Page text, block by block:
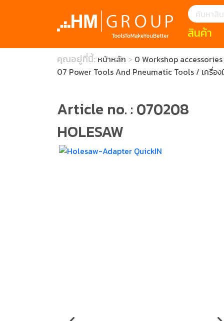
สินค้า
แนะนำ
clearance
มีดคัตเตอร์นิ
1 Mono
HOFFMANN
บทความ
คุณอยู่ที่นี้: หน้าหลัก
0 Workshop
07 Power Tools And Pneumatic Tools / เครื่อง
Article no. : 070208
HOLESAW